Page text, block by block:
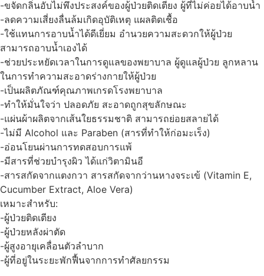
-ขจัดกลิ่นอับไม่พึงประสงค์ของผู้ป่วยติดเตียง ผู้ที่ไม่ค่อยได้อาบน้ำ
-ลดความเสี่ยงลื่นล้มเกิดอุบัติเหตุ แผลติดเชื้อ
-ใช้แทนการอาบน้ำได้ดีเยี่ยม อำนวยความสะดวกให้ผู้ป่วย
สามารถอาบน้ำเองได้
-ช่วยประหยัดเวลาในการดูแลของพยาบาล ผู้ดูแลผู้ป่วย ลูกหลาน
ในการทำความสะอาดร่างกายให้ผู้ป่วย
-เป็นผลิตภัณฑ์คุณภาพเกรดโรงพยาบาล
-ทำให้มั่นใจว่า ปลอดภัย สะอาดถูกสุขลักษณะ
-แผ่นผ้าผลิตจากเส้นใยธรรมชาติ สามารถย่อยสลายได้
-ไม่มี Alcohol และ Paraben (สารที่ทำให้ก่อมะเร็ง)
-อ่อนโยนผ่านการทดสอบการแพ้
-มีสารที่ช่วยบำรุงผิว ได้แก่วิตามินอี
-สารสกัดจากแตงกวา สารสกัดจากว่านหางจระเข้ (Vitamin E,
Cucumber Extract, Aloe Vera)
เหมาะสำหรับ:
-ผู้ป่วยติดเตียง
-ผู้ป่วยหลังผ่าตัด
-ผู้สูงอายุเคลื่อนตัวลำบาก
-ผู้ที่อยู่ในระยะพักฟื้นจากการทำศัลยกรรม